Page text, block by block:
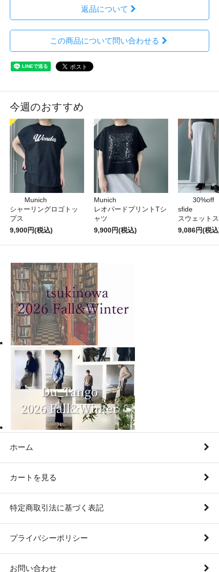
返品について
この商品について問い合わせる
今週のおすすめ
Munich
シャーリングロゴトッ
プス
9,900円(税込)
Munich
レオパードプリントTシ
ャツ
9,900円(税込)
30%off
sfide
スウェット
9,086円(税
ホーム
カートを見る
特定商取引法に基づく表記
プライバシーポリシー
お問い合わせ